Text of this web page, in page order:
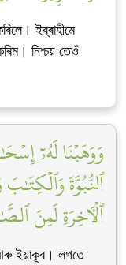
ইব্ৰাহীমে
নিশ্চয় তেওঁ
وَوَهَبۡنَا لَهُۥٓ
ٱلنُّبُوَّةَ وَٱلۡكِتَٰبَ
ٱلۡأٓخِرَةِ لَمِنَ
ইয়াকূব। লগতে